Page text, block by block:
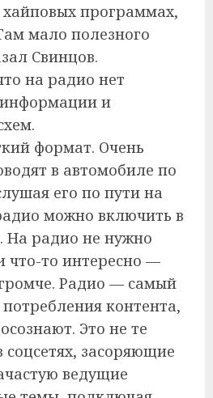
хайповых программах,
мало полезного
Свинцов.
на радио нет
и
формат. Очень
в автомобиле по
его по пути на
можно включить в
На радио не нужно
что-то интересно —
Радио — самый
контента,
Это не те
соцсетях, засоряющие
ведущие